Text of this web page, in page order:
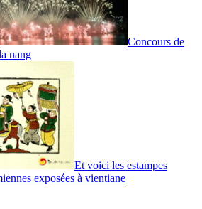
Concours de
nang
Et voici les estampes
exposées à vientiane